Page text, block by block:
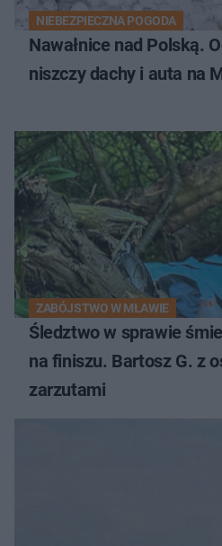
NIEBEZPIECZNA POGODA
Nawałnice nad Polską.
niszczy dachy i auta na
ZABÓJSTWO W MŁAWIE
Śledztwo w sprawie
na finiszu. Bartosz G. z
zarzutami